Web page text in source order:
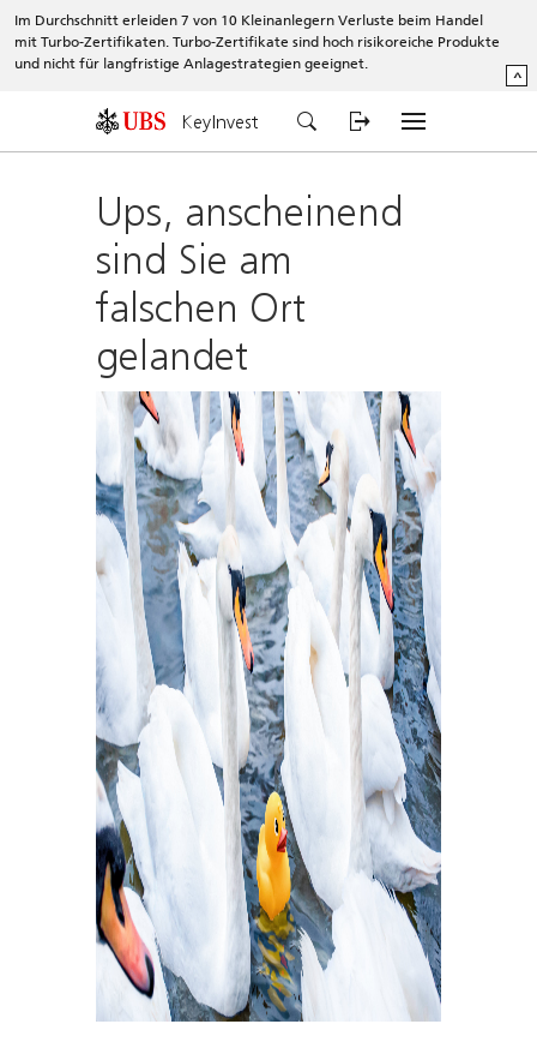
Im Durchschnitt erleiden 7 von 10 Kleinanlegern Verluste beim Handel
mit Turbo-Zertifikaten. Turbo-Zertifikate sind hoch risikoreiche Produkte
und nicht für langfristige Anlagestrategien geeignet.
^
KeyInvest
Ups, anscheinend
sind Sie am
falschen Ort
gelandet